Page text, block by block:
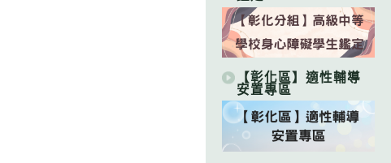
【彰化區】適性輔導
安置專區